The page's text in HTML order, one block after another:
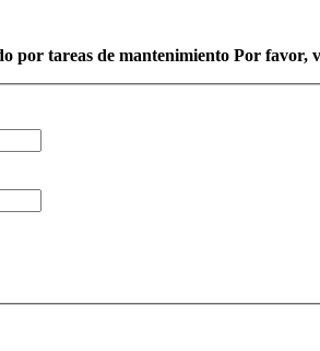
por tareas de mantenimiento Por favor,